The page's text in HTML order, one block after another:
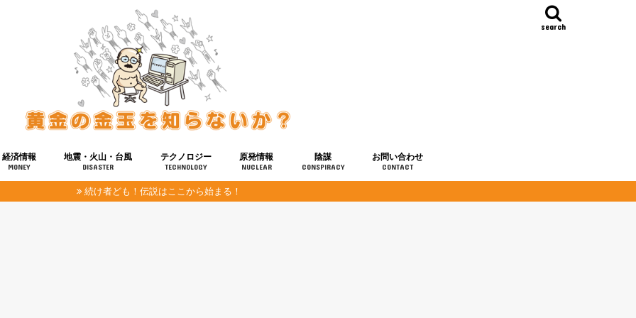
search
経済情報
MONEY
地震・火山・台風
DISASTER
テクノロジー
TECHNOLOGY
健康
宇宙
原発情報
NUCLEAR
陰謀
CONSPIRACY
お問い合わせ
CONTACT
続け者ども！伝説はここから始まる！